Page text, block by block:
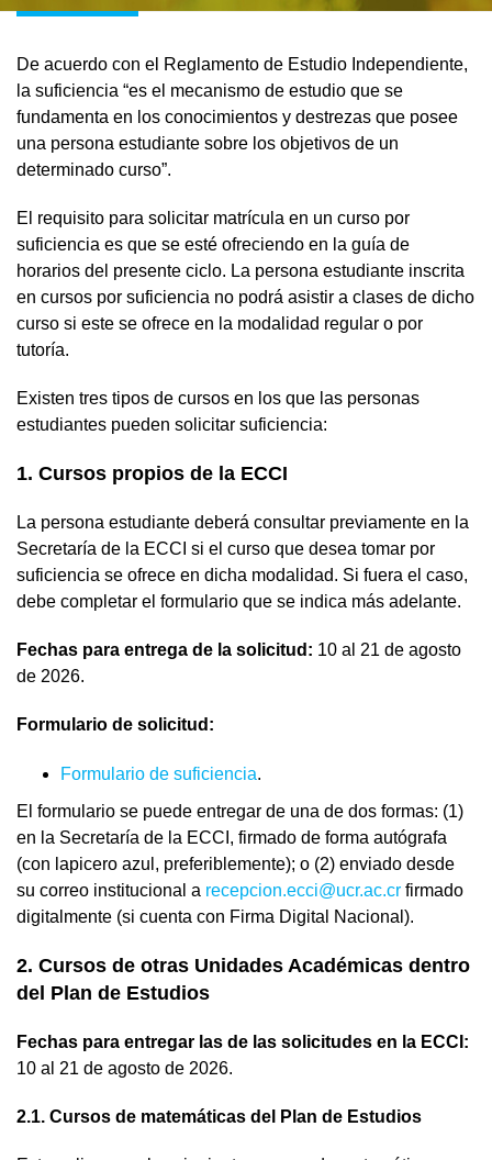
De acuerdo con el Reglamento de Estudio Independiente,
la suficiencia “es el mecanismo de estudio que se
fundamenta en los conocimientos y destrezas que posee
una persona estudiante sobre los objetivos de un
determinado curso”.
El requisito para solicitar matrícula en un curso por
suficiencia es que se esté ofreciendo en la guía de
horarios del presente ciclo. La persona estudiante inscrita
en cursos por suficiencia no podrá asistir a clases de dicho
curso si este se ofrece en la modalidad regular o por
tutoría.
Existen tres tipos de cursos en los que las personas
estudiantes pueden solicitar suficiencia:
1. Cursos propios de la ECCI
La persona estudiante deberá consultar previamente en la
Secretaría de la ECCI si el curso que desea tomar por
suficiencia se ofrece en dicha modalidad. Si fuera el caso,
debe completar el formulario que se indica más adelante.
Fechas para entrega de la solicitud: 10 al 21 de agosto
de 2026.
Formulario de solicitud:
Formulario de suficiencia.
El formulario se puede entregar de una de dos formas: (1)
en la Secretaría de la ECCI, firmado de forma autógrafa
(con lapicero azul, preferiblemente); o (2) enviado desde
su correo institucional a recepcion.ecci@ucr.ac.cr firmado
digitalmente (si cuenta con Firma Digital Nacional).
2. Cursos de otras Unidades Académicas dentro
del Plan de Estudios
Fechas para entregar las de las solicitudes en la ECCI:
10 al 21 de agosto de 2026.
2.1. Cursos de matemáticas del Plan de Estudios